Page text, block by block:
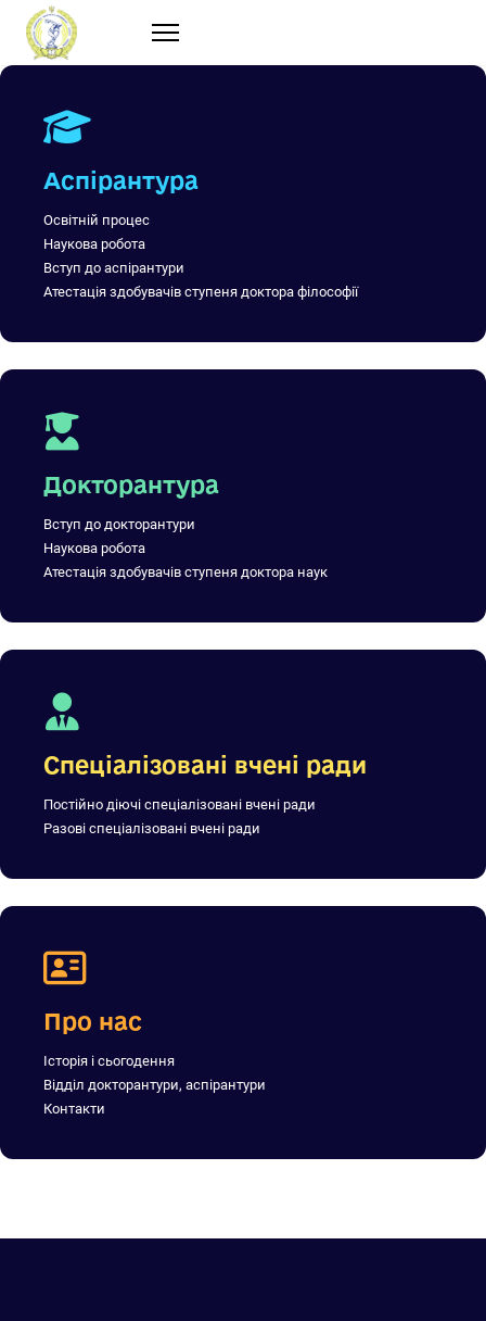
Аспірантура
Освітній процес
Наукова робота
Вступ до аспірантури
Атестація здобувачів ступеня доктора філософії
Докторантура
Вступ до докторантури
Наукова робота
Атестація здобувачів ступеня доктора наук
Спеціалізовані вчені ради
Постійно діючі спеціалізовані вчені ради
Разові спеціалізовані вчені ради
Про нас
Історія і сьогодення
Відділ докторантури, аспірантури
Контакти